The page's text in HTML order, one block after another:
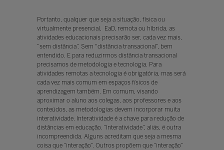
Portanto, qualquer que seja a situação, física ou
virtualmente presencial, EaD, remota ou híbrida, as
atividades educacionais precisarão ser, cada vez mais,
“sem distância”. Sem "distância transacional”, bem
entendido. E para reduzirmos distância transacional
precisamos de metodologia e tecnologia. Para
atividades remotas a tecnologia é obrigatória, mas será
cada vez mais comum em espaços físicos de
aprendizagem também. Em comum, visando
aproximar o aluno aos colegas, aos professores e aos
conteúdos, as metodologias devem incorporar muita
interatividade. Interatividade é a chave para redução de
distâncias em educação. “Interatividade”, aliás, é outra
incompreendida. Alguns acreditam que seja a mesma
coisa que “interação”. Outros propõem que “interação”